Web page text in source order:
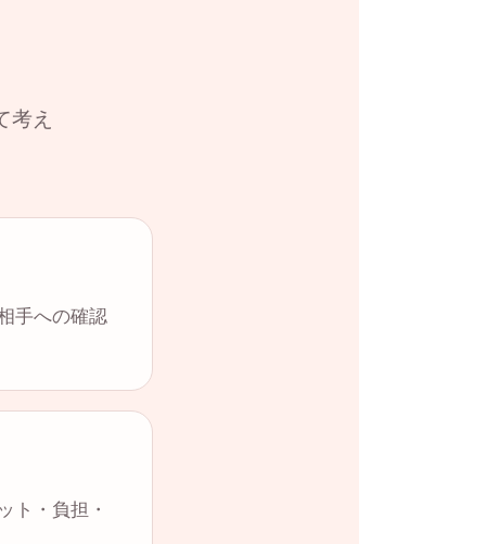
考え
手への確認
ト・負担・